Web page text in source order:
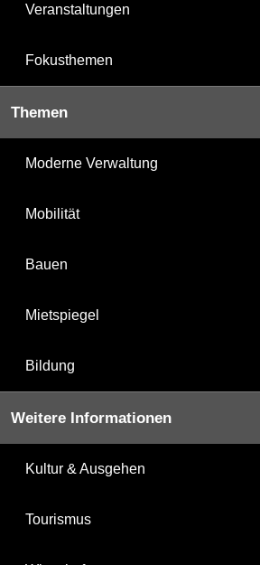
Veranstaltungen
Fokusthemen
Themen
Moderne Verwaltung
Mobilität
Bauen
Mietspiegel
Bildung
Weitere Informationen
Kultur & Ausgehen
Tourismus